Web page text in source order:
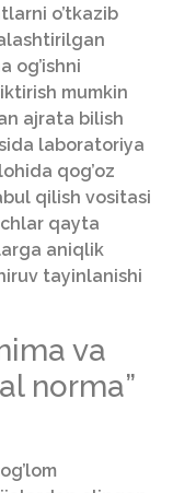
o’tkazib
og’ishni
mumkin
ajrata bilish
laboratoriya
qog’oz
qilish vositasi
qayta
aniqlik
tayinlanishi
va
norma”